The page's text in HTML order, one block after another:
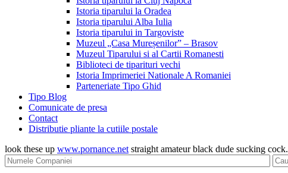
Istoria tiparului la Oradea
Istoria tiparului Alba Iulia
Istoria tiparului in Targoviste
Muzeul „Casa Mureșenilor” – Brasov
Muzeul Tiparului si al Cartii Romanesti
Biblioteci de tiparituri vechi
Istoria Imprimeriei Nationale A Romaniei
Parteneriate Tipo Ghid
Tipo Blog
Comunicate de presa
Contact
Distributie pliante la cutiile postale
look these up www.pornance.net straight amateur black dude sucking cock.